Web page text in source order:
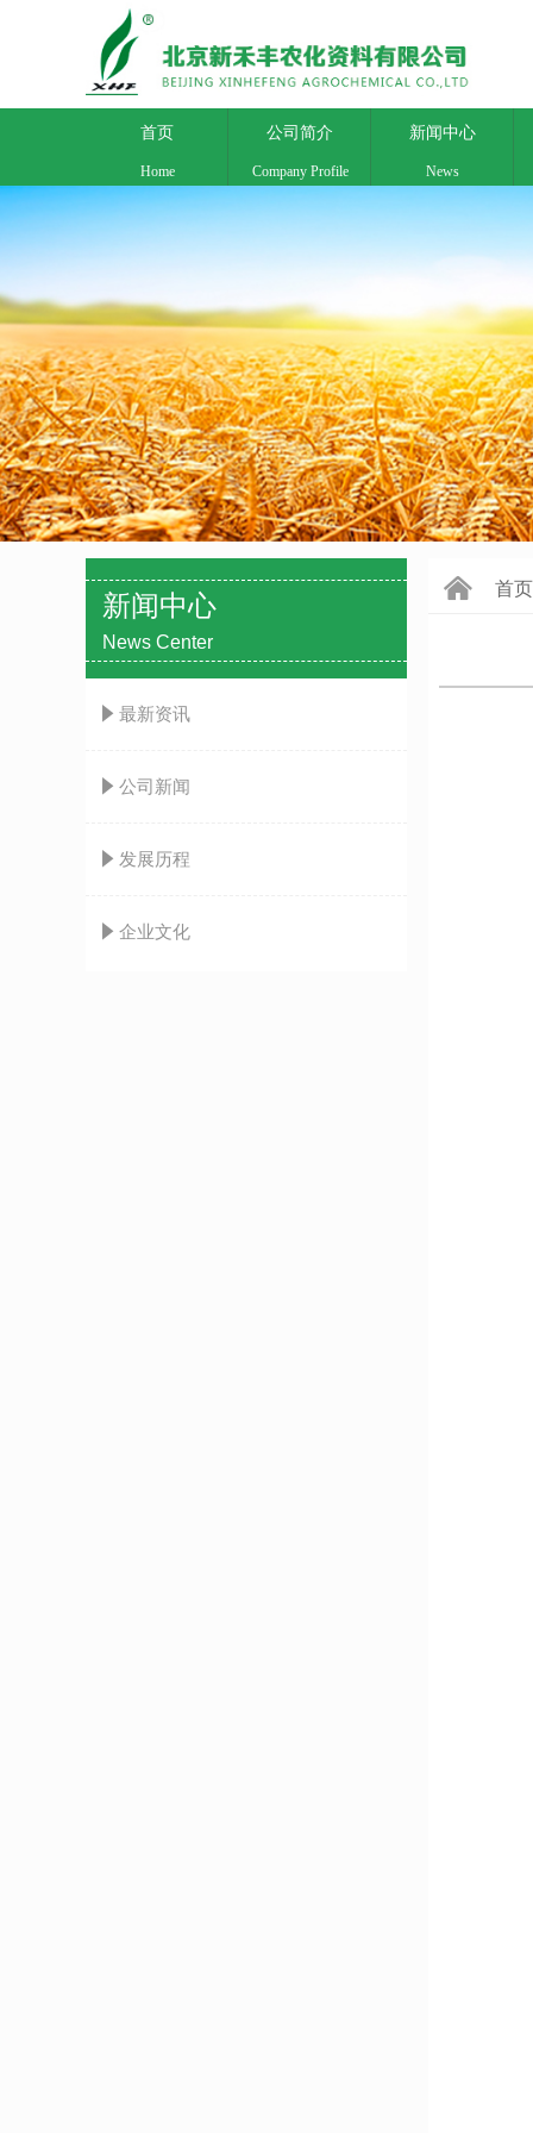
首页 公司简介 新闻中心
Home Company Profile News
新闻中心
News Center
념 最新资讯
념 公司新闻
념 发展历程
념 企业文化
낀 首页